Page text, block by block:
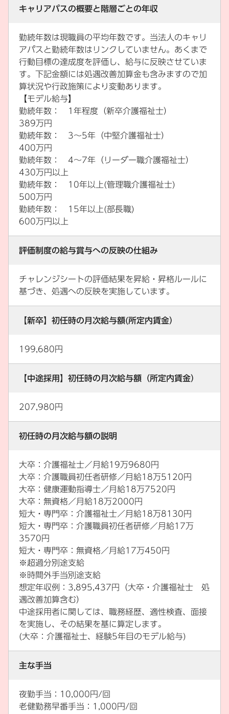
キャリアパスの概要と階層ごとの年収
勤続年数は現職員の平均年数です。当法人のキャリ
アパスと勤続年数はリンクしていません。あくまで
行動目標の達成度を評価し、給与に反映させていま
す。下記金額には処遇改善加算金も含みますので加
算状況や行政施策により変動あります。
【モデル給与】
勤続年数： 1年程度（新卒介護福祉士）
389万円
勤続年数： 3～5年（中堅介護福祉士）
400万円
勤続年数： 4～7年（リーダー職介護福祉士）
430万円以上
勤続年数： 10年以上(管理職介護福祉士)
500万円
勤続年数： 15年以上(部長職)
600万円以上
評価制度の給与賞与への反映の仕組み
チャレンジシートの評価結果を昇給・昇格ルールに
基づき、処遇への反映を実施しています。
【新卒】初任時の月次給与額(所定内賃金）
199,680円
【中途採用】初任時の月次給与額（所定内賃金）
207,980円
初任時の月次給与額の説明
大卒：介護福祉士／月給19万9680円
大卒：介護職員初任者研修／月給18万5120円
大卒：健康運動指導士／月給18万7520円
大卒：無資格／月給18万2000円
短大・専門卒：介護福祉士／月給18万8130円
短大・専門卒：介護職員初任者研修／月給17万
3570円
短大・専門卒：無資格／月給17万450円
※超過分別途支給
※時間外手当別途支給
想定年収例：3,895,437円（大卒・介護福祉士 処
遇改善加算含む）
中途採用者に関しては、職務経歴、適性検査、面接
を実施し、その結果を基に算定します。
(大卒：介護福祉士、経験5年目のモデル給与)
主な手当
夜勤手当：10,000円/回
老健勤務早番手当：1,000円/回